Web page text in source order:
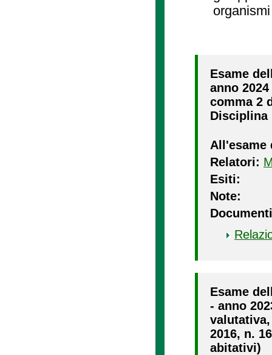
Esame
anno
comma 2
Disciplina
All'esame
Relatori:
Esiti:
Note:
Esame
- anno
2016, n.
abitativi)